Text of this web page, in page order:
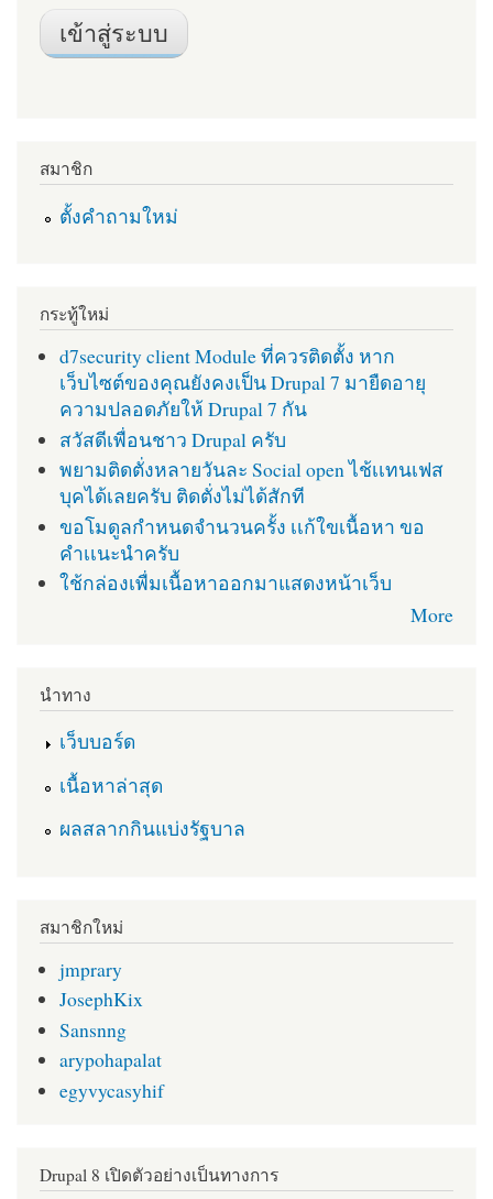
สมาชิก
ตั้งคำถามใหม่
กระทู้ใหม่
d7security client Module ที่ควรติดตั้ง หาก
เว็บไซต์ของคุณยังคงเป็น Drupal 7 มายืดอายุ
ความปลอดภัยให้ Drupal 7 กัน
สวัสดีเพื่อนชาว Drupal ครับ
พยามติดตั่งหลายวันละ Social open ไช้เเทนเฟส
บุคได้เลยครับ ติดตั่งไม่ได้สักที
ขอโมดูลกำหนดจำนวนครั้ง เเก้ใขเนื้อหา ขอ
คำเเนะนำครับ
ใช้กล่องเพื่มเนื้อหาออกมาแสดงหน้าเว็บ
More
นำทาง
เว็บบอร์ด
เนื้อหาล่าสุด
ผลสลากกินแบ่งรัฐบาล
สมาชิกใหม่
jmprary
JosephKix
Sansnng
arypohapalat
egyvycasyhif
Drupal 8 เปิดตัวอย่างเป็นทางการ